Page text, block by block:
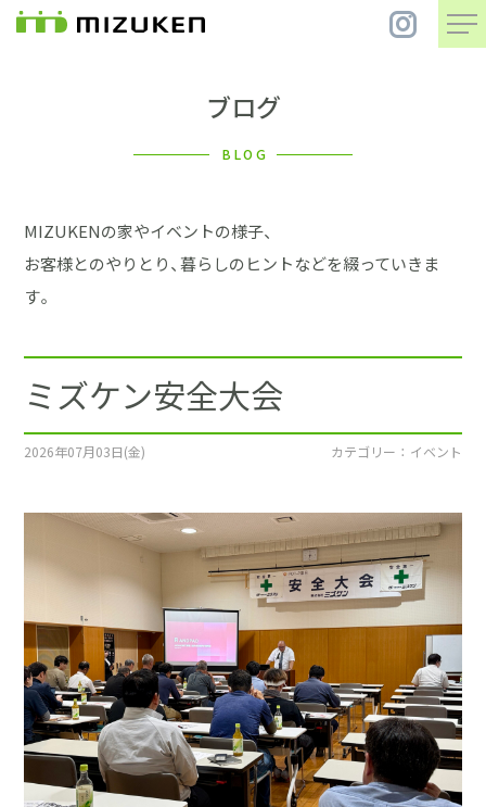
住 宅
まちづくり
会社案内
施工事例
土地をお探しの方
イベント
ショールーム
ブログ
ブログ
BLOG
MIZUKENの家やイベントの様子、
お客様とのやりとり、暮らしのヒントなどを綴っていきま
す。
ミズケン安全大会
2026年07月03日(金) カテゴリー ： イベント